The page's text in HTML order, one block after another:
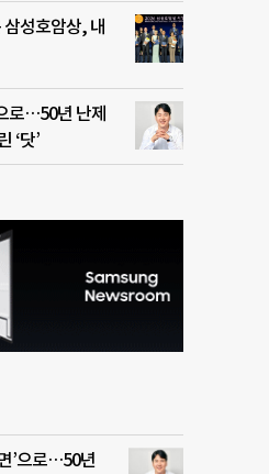
성호암상, 내
로…50년 난제
‘닷’
’으로…50년